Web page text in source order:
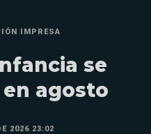
IMPRESA
se
agosto
2026 23:02